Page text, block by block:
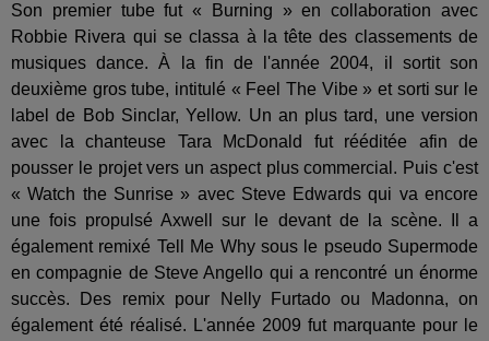
Son premier tube fut « Burning » en collaboration avec
Robbie Rivera qui se classa à la tête des classements de
musiques dance. À la fin de l'année 2004, il sortit son
deuxième gros tube, intitulé « Feel The Vibe » et sorti sur le
label de Bob Sinclar, Yellow. Un an plus tard, une version
avec la chanteuse Tara McDonald fut rééditée afin de
pousser le projet vers un aspect plus commercial. Puis c'est
« Watch the Sunrise » avec Steve Edwards qui va encore
une fois propulsé Axwell sur le devant de la scène. Il a
également remixé Tell Me Why sous le pseudo Supermode
en compagnie de Steve Angello qui a rencontré un énorme
succès. Des remix pour Nelly Furtado ou Madonna, on
également été réalisé. L'année 2009 fut marquante pour le